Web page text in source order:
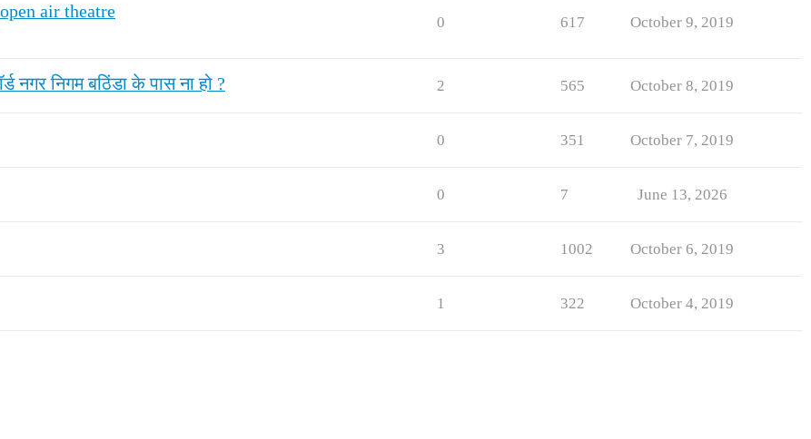
air theatre
0 617 October 9, 2019
नगर निगम बठिंडा के पास ना हो ? 2 565 October 8, 2019
0 351 October 7, 2019
0 7 June 13, 2026
3 1002 October 6, 2019
1 322 October 4, 2019